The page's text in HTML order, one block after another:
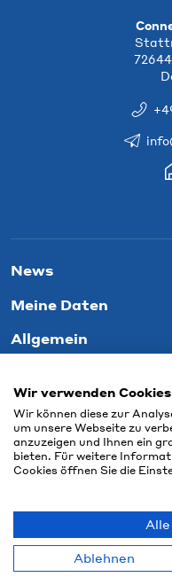
News
Meine Daten
Allgemein
© 2026
Wir verwenden Cookies
Wir können diese zur
um unsere Webseite zu
anzuzeigen und Ihnen ein
bieten. Für weitere
Cookies öffnen Sie die
Ablehnen